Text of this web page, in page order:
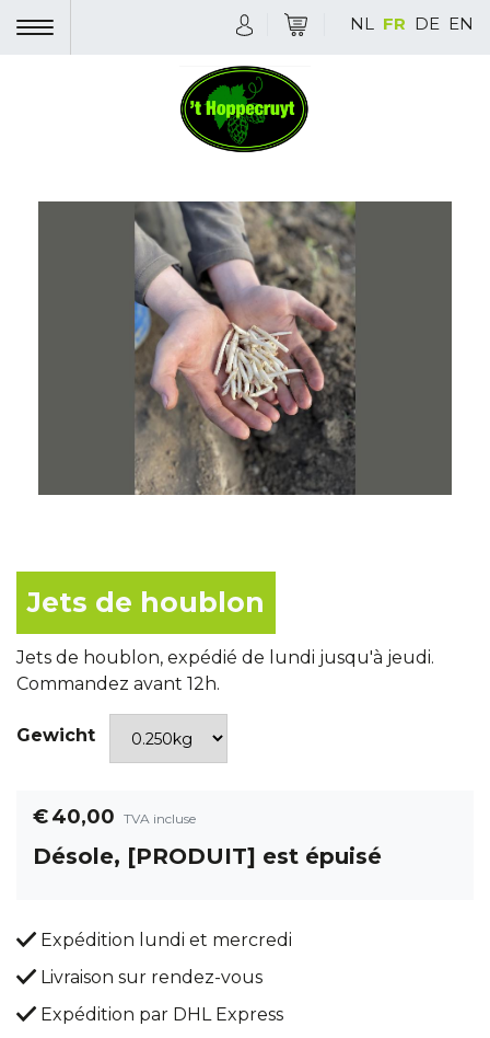
NL FR DE EN
Jets de houblon
Jets de houblon, expédié de lundi jusqu'à jeudi.
Commandez avant 12h.
Gewicht
€40,00 TVA incluse
Désole, [PRODUIT] est épuisé
Expédition lundi et mercredi
Livraison sur rendez-vous
Expédition par DHL Express